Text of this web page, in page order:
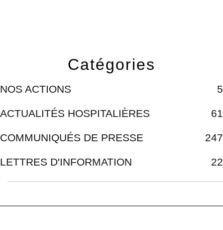
Catégories
NOS ACTIONS 5
ACTUALITÉS HOSPITALIÈRES 61
COMMUNIQUÉS DE PRESSE 247
LETTRES D'INFORMATION 22